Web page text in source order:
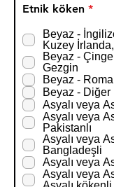
Etnik köken *Z
r
u
n
l
u
Beyaz -
Kuzey
Beyaz -
Gezgin
Beyaz - Roma
Beyaz -
Asyalı veya
Asyalı veya
Pakistanlı
Asyalı veya
Bangladeşli
Asyalı veya
Asyalı veya